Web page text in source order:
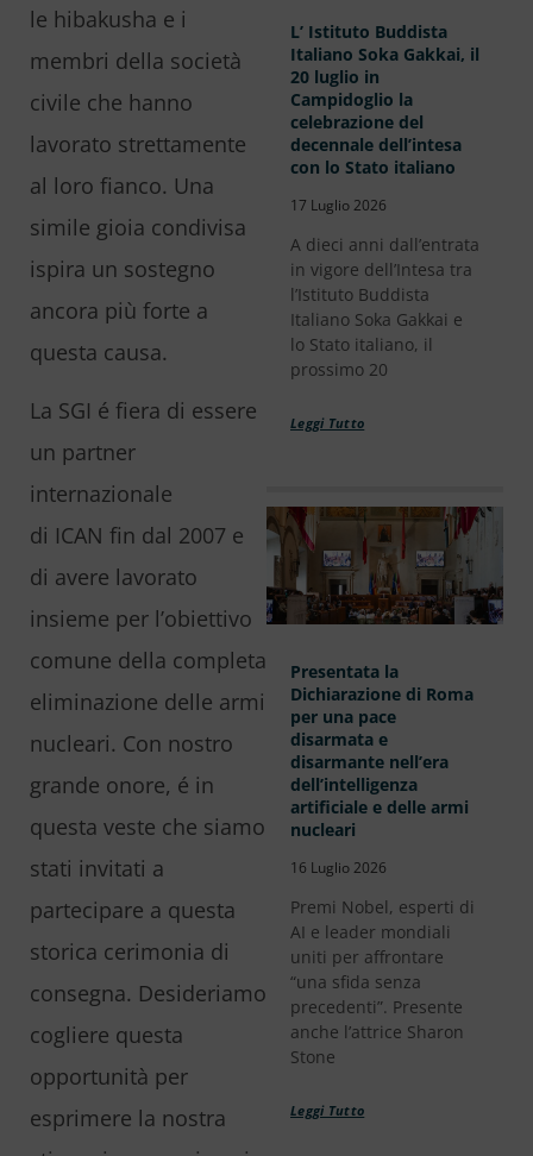
le hibakusha e i
membri della società
civile che hanno
lavorato strettamente
al loro fianco. Una
simile gioia condivisa
ispira un sostegno
ancora più forte a
questa causa.
La SGI é fiera di essere
un partner
internazionale
di ICAN fin dal 2007 e
di avere lavorato
insieme per l’obiettivo
comune della completa
eliminazione delle armi
nucleari. Con nostro
grande onore, é in
questa veste che siamo
stati invitati a
partecipare a questa
storica cerimonia di
consegna. Desideriamo
cogliere questa
opportunità per
esprimere la nostra
L’ Istituto Buddista
Italiano Soka Gakkai, il
20 luglio in
Campidoglio la
celebrazione del
decennale dell’intesa
con lo Stato italiano
17 Luglio 2026
A dieci anni dall’entrata
in vigore dell’Intesa tra
l’Istituto Buddista
Italiano Soka Gakkai e
lo Stato italiano, il
prossimo 20
Leggi Tutto
Presentata la
Dichiarazione di Roma
per una pace
disarmata e
disarmante nell’era
dell’intelligenza
artificiale e delle armi
nucleari
16 Luglio 2026
Premi Nobel, esperti di
AI e leader mondiali
uniti per affrontare
“una sfida senza
precedenti”. Presente
anche l’attrice Sharon
Stone
Leggi Tutto